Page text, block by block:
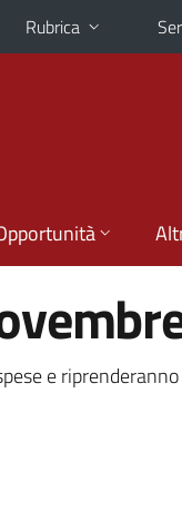
Rubrica
e riprenderanno